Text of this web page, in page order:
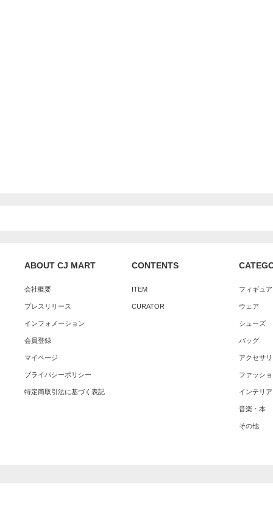
ABOUT CJ MART
会社概要
プレスリリース
インフォメーション
会員登録
マイページ
プライバシーポリシー
特定商取引法に基づく表記
CONTENTS
ITEM
CURATOR
フィギュ
ウェア
シューズ
バッグ
アクセサ
ファッシ
インテリア
音楽・本
その他